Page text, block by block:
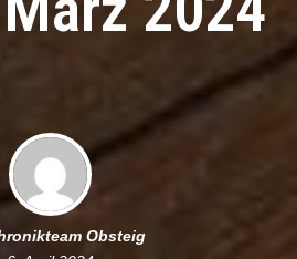
Obsteig